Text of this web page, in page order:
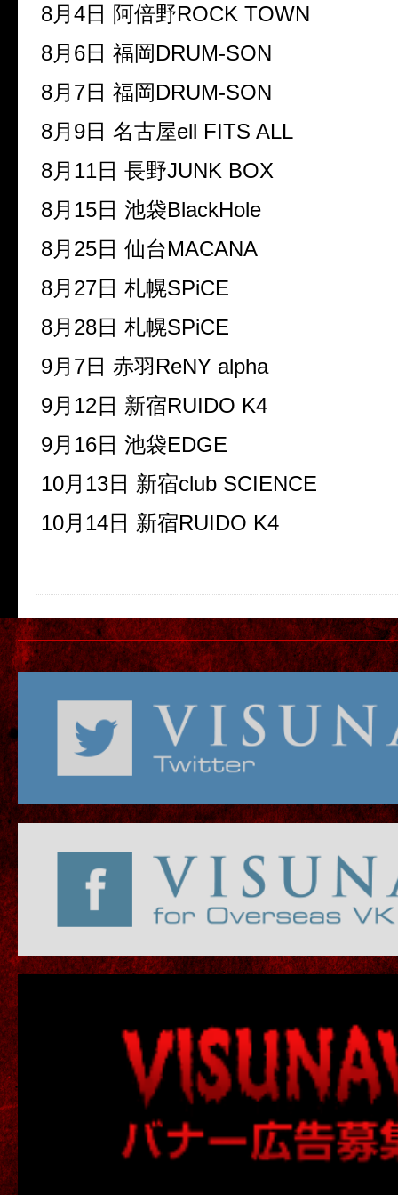
8月4日 阿倍野ROCK TOWN
8月6日 福岡DRUM-SON
8月7日 福岡DRUM-SON
8月9日 名古屋ell FITS ALL
8月11日 長野JUNK BOX
8月15日 池袋BlackHole
8月25日 仙台MACANA
8月27日 札幌SPiCE
8月28日 札幌SPiCE
9月7日 赤羽ReNY alpha
9月12日 新宿RUIDO K4
9月16日 池袋EDGE
10月13日 新宿club SCIENCE
10月14日 新宿RUIDO K4